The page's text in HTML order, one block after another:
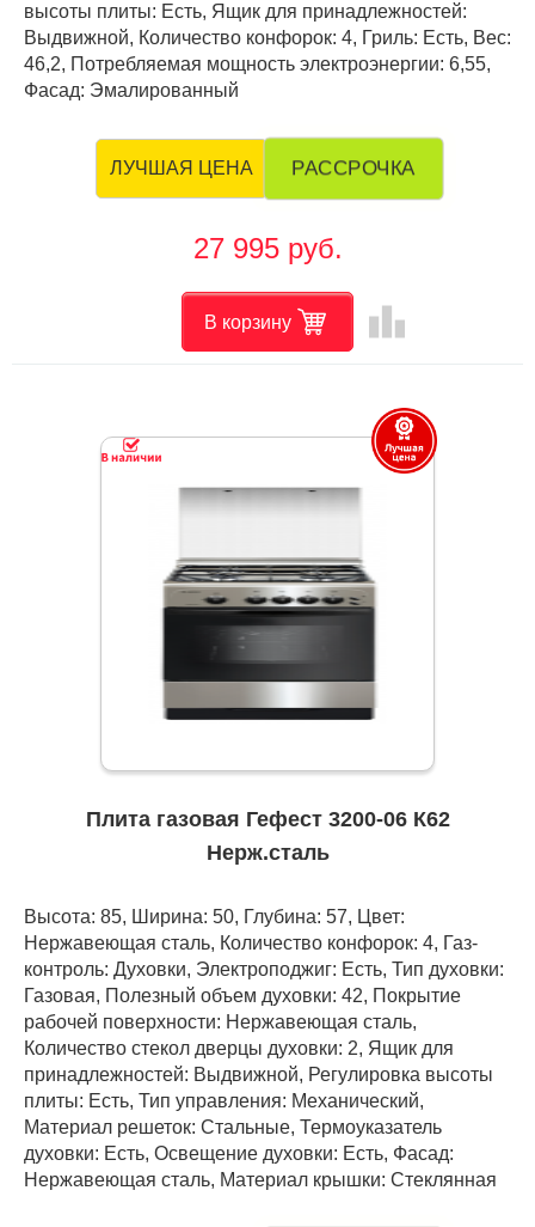
высоты плиты: Есть, Ящик для принадлежностей:
Выдвижной, Количество конфорок: 4, Гриль: Есть, Вес:
46,2, Потребляемая мощность электроэнергии: 6,55,
Фасад: Эмалированный
ЛУЧШАЯ ЦЕНА РАССРОЧКА
27 995 руб.
В корзину leaderboard
Плита газовая Гефест 3200-06 К62
Нерж.сталь
Высота: 85, Ширина: 50, Глубина: 57, Цвет:
Нержавеющая сталь, Количество конфорок: 4, Газ-
контроль: Духовки, Электроподжиг: Есть, Тип духовки:
Газовая, Полезный объем духовки: 42, Покрытие
рабочей поверхности: Нержавеющая сталь,
Количество стекол дверцы духовки: 2, Ящик для
принадлежностей: Выдвижной, Регулировка высоты
плиты: Есть, Тип управления: Механический,
Материал решеток: Стальные, Термоуказатель
духовки: Есть, Освещение духовки: Есть, Фасад:
Нержавеющая сталь, Материал крышки: Стеклянная